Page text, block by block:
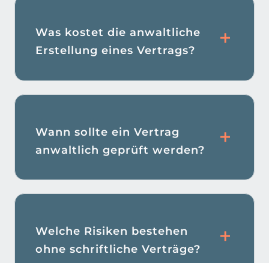
Was kostet die anwaltliche
Erstellung eines Vertrags?
Wann sollte ein Vertrag
anwaltlich geprüft werden?
Welche Risiken bestehen
ohne schriftliche Verträge?